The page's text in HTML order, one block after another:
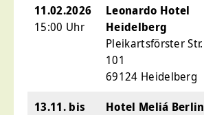
11.02.2026
15:00 Uhr
Leonardo Hotel
Heidelberg
Pleikartsförster Str.
101
69124 Heidelberg
13.11. bis
Hotel Meliá Berlin